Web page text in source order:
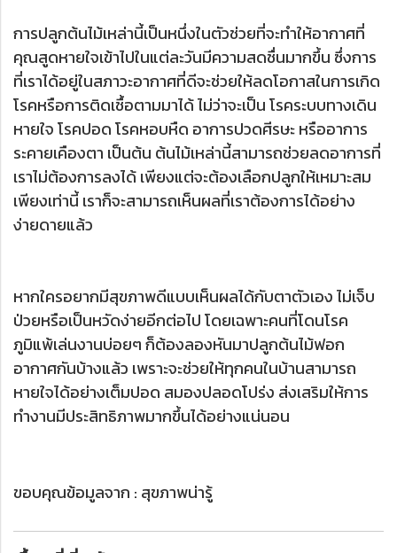
การปลูกต้นไม้เหล่านี้เป็นหนึ่งในตัวช่วยที่จะทำให้อากาศที่
คุณสูดหายใจเข้าไปในแต่ละวันมีความสดชื่นมากขึ้น ซึ่งการ
ที่เราได้อยู่ในสภาวะอากาศที่ดีจะช่วยให้ลดโอกาสในการเกิด
โรคหรือการติดเชื้อตามมาได้ ไม่ว่าจะเป็น โรคระบบทางเดิน
หายใจ โรคปอด โรคหอบหืด อาการปวดศีรษะ หรืออาการ
ระคายเคืองตา เป็นต้น ต้นไม้เหล่านี้สามารถช่วยลดอาการที่
เราไม่ต้องการลงได้ เพียงแต่จะต้องเลือกปลูกให้เหมาะสม
เพียงเท่านี้ เราก็จะสามารถเห็นผลที่เราต้องการได้อย่าง
ง่ายดายแล้ว
หากใครอยากมีสุขภาพดีแบบเห็นผลได้กับตาตัวเอง ไม่เจ็บ
ป่วยหรือเป็นหวัดง่ายอีกต่อไป โดยเฉพาะคนที่โดนโรค
ภูมิแพ้เล่นงานบ่อยๆ ก็ต้องลองหันมาปลูกต้นไม้ฟอก
อากาศกันบ้างแล้ว เพราะจะช่วยให้ทุกคนในบ้านสามารถ
หายใจได้อย่างเต็มปอด สมองปลอดโปร่ง ส่งเสริมให้การ
ทำงานมีประสิทธิภาพมากขึ้นได้อย่างแน่นอน
ขอบคุณข้อมูลจาก : สุขภาพน่ารู้